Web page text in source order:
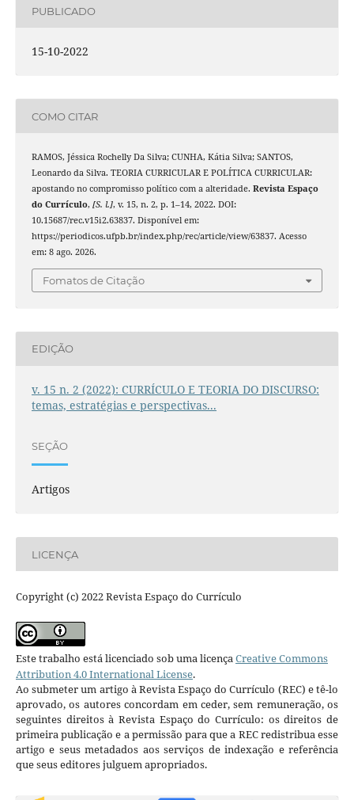
PUBLICADO
15-10-2022
COMO CITAR
RAMOS, Jéssica Rochelly Da Silva; CUNHA, Kátia Silva; SANTOS,
Leonardo da Silva. TEORIA CURRICULAR E POLÍTICA CURRICULAR:
apostando no compromisso político com a alteridade. Revista Espaço
do Currículo, [S. l.], v. 15, n. 2, p. 1–14, 2022. DOI:
10.15687/rec.v15i2.63837. Disponível em:
https://periodicos.ufpb.br/index.php/rec/article/view/63837. Acesso
em: 8 ago. 2026.
Fomatos de Citação
EDIÇÃO
v. 15 n. 2 (2022): CURRÍCULO E TEORIA DO DISCURSO:
temas, estratégias e perspectivas...
SEÇÃO
Artigos
LICENÇA
Copyright (c) 2022 Revista Espaço do Currículo
Este trabalho está licenciado sob uma licençaCreative Commons
Attribution 4.0 International License.
Ao submeter um artigo à Revista Espaço do Currículo (REC) e tê-lo
aprovado, os autores concordam em ceder, sem remuneração, os
seguintes direitos à Revista Espaço do Currículo: os direitos de
primeira publicação e a permissão para que a REC redistribua esse
artigo e seus metadados aos serviços de indexação e referência
que seus editores julguem apropriados.